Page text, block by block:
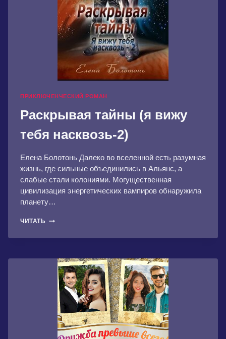
ПРИКЛЮЧЕНЧЕСКИЙ РОМАН
Раскрывая тайны (я вижу
тебя насквозь-2)
Елена Болотонь Далеко во вселенной есть разумная
жизнь, где сильные объединились в Альянс, а
слабые стали колониями. Могущественная
цивилизация энергетических вампиров обнаружила
планету…
ЧИТАТЬ РАСКРЫВАЯ
(Я
НАСКВОЗЬ-2)